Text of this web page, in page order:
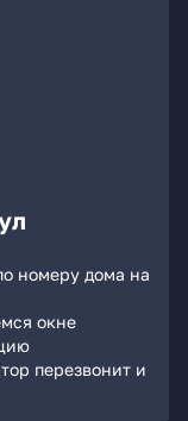
номеру дома на
окне
перезвонит и